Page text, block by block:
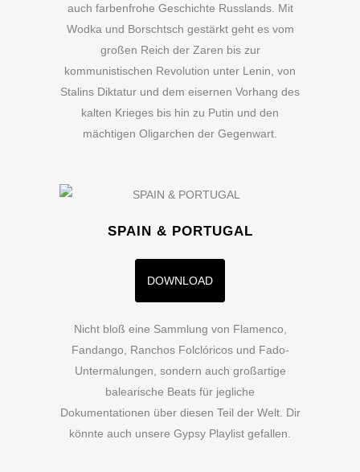
auch farbenfrohe Geschichte Russlands. Mit
Wodka und Borschtsch gestärkt geht es vom
großen Reich der Zaren bis zur
kommunistischen Revolution unter Lenin, von
Stalins Diktatur und dem eisernen Vorhang des
kalten Krieges bis hin zu Putin und den
mächtigen Oligarchen der Gegenwart.
SPAIN & PORTUGAL
DOWNLOAD
Nicht bloß eine Sammlung von Flamenco,
Fandango, Ranchos Folclóricos und Fado-
Untermalungen, sondern auch großartige
balearische Beats für jegliche
Dokumentationen über diesen Teil der Welt. Dir
könnte auch unsere Gypsy Playlist gefallen.